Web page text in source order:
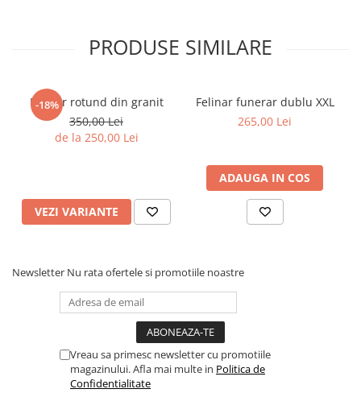
PRODUSE SIMILARE
-18%
Felinar rotund din granit
350,00 Lei
de la 250,00 Lei
VEZI VARIANTE
Felinar funerar dublu XXL
265,00 Lei
ADAUGA IN COS
Newsletter Nu rata ofertele si promotiile noastre
Vreau sa primesc newsletter cu promotiile
magazinului. Afla mai multe in Politica de
Confidentialitate